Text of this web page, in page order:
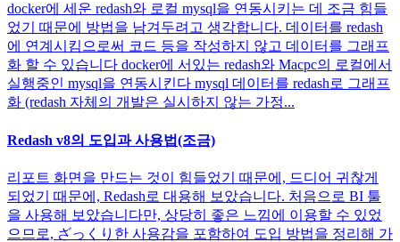
docker에 세운 redash와 로컬 mysql을 연동시키는 데 조금 힘들
었기 때문에 방법을 남겨두려고 생각합니다. 데이터를 redash
에 연계시킴으로써 코드 등을 작성하지 않고 데이터를 그래프
화 할 수 있습니다 docker에 서있는 redash와 Macpc의 로컬에서
실행중인 mysql을 연동시킨다 mysql 데이터를 redash로 그래프
화 (redash 자체의 개발은 실시하지 않는 가정...
Redash v8의 도입과 사용법(조금)
리포트 화면을 만드는 것이 힘들었기 때문에, 드디어 귀찮게
되었기 때문에, Redash로 대용해 보았습니다. 처음으로 BI 툴
을 사용해 보았습니다만, 상당히 좋은 느낌에 이용할 수 있었
으므로, ざっくり한 사용감을 포함하여 도입 방법을 정리해 가